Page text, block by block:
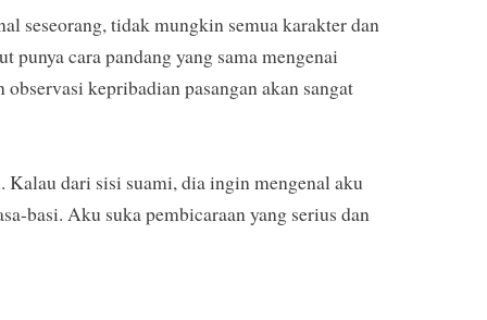
seseorang, tidak mungkin semua karakter dan
cara pandang yang sama mengenai
kepribadian pasangan akan sangat
Kalau dari sisi suami, dia ingin mengenal aku
basi. Aku suka pembicaraan yang serius dan